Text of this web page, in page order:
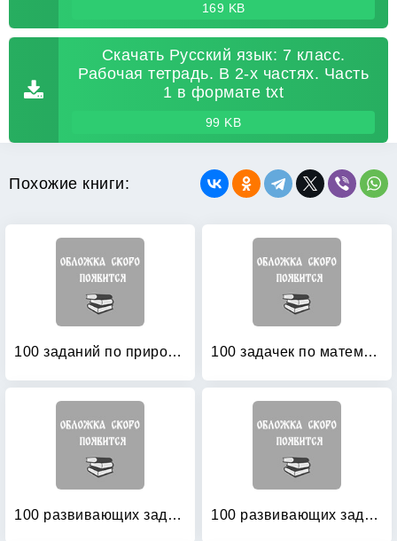
169 KB
Скачать Русский язык: 7 класс.
Рабочая тетрадь. В 2-х частях. Часть
1 в формате txt
99 KB
Похожие книги:
100 заданий по природоведению: Рабочая тетрадь для учащихся 3-го класса четырехлетней начальной школы 100 задачек по математике: Рабочая тетрадь для детей 5-6 лет
100 развивающих заданий для девочек 100 развивающих заданий для девочек